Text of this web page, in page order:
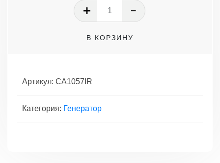
Количество
товара
восстановленный
В КОРЗИНУ
Артикул: CA1057IR
Категория: Генератор